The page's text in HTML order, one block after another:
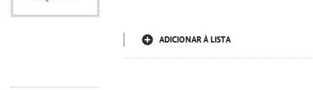
ADICIONAR À LISTA